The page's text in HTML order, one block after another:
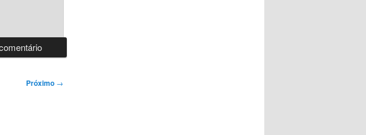
Próximo →